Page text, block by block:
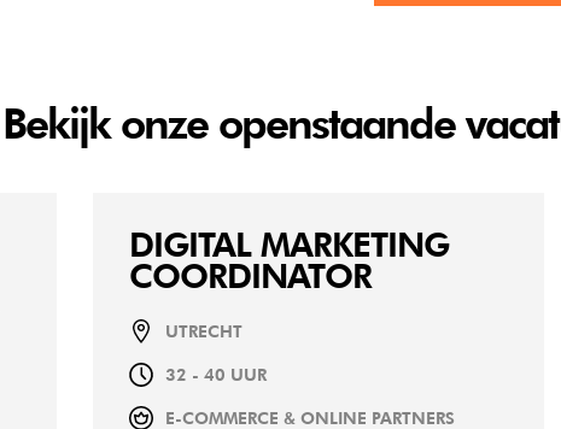
Bekijk onze openstaande
DIGITAL MARKETING
COORDINATOR
UTRECHT
32 - 40 UUR
E-COMMERCE & ONLINE PARTNERS